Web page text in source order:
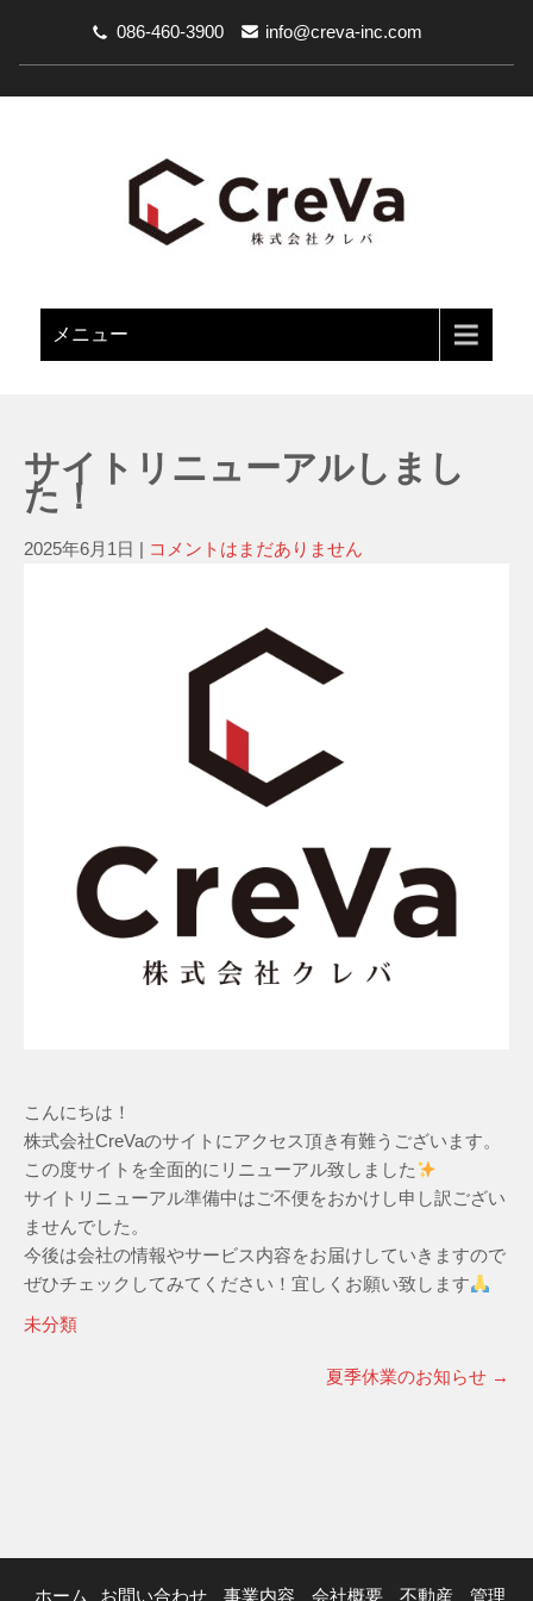
086-460-3900 info@creva-inc.com
メニュー
サイトリニューアルしまし
た！
2025年6月1日 | コメントはまだありません
こんにちは！
株式会社CreVaのサイトにアクセス頂き有難うございます。
この度サイトを全面的にリニューアル致しました
サイトリニューアル準備中はご不便をおかけし申し訳ござい
ませんでした。
今後は会社の情報やサービス内容をお届けしていきますので
ぜひチェックしてみてください！宜しくお願い致します
未分類
夏季休業のお知らせ →
ホーム お問い合わせ 事業内容 会社概要 不動産 管理